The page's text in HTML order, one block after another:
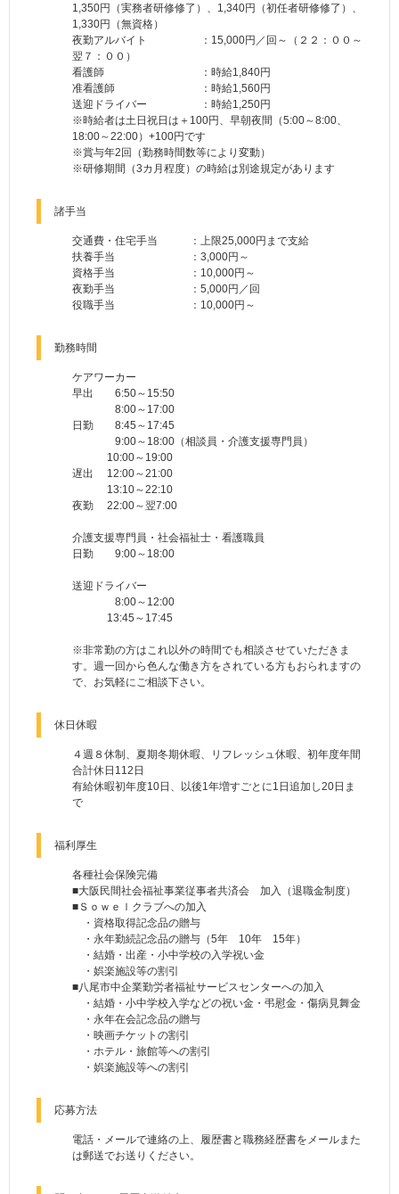
1,350円（実務者研修修了）、1,340円（初任者研修修了）、
1,330円（無資格）
夜勤アルバイト ：15,000円／回～（２２：００～
翌７：００）
看護師 ：時給1,840円
准看護師 ：時給1,560円
送迎ドライバー ：時給1,250円
※時給者は土日祝日は＋100円、早朝夜間（5:00～8:00、
18:00～22:00）+100円です
※賞与年2回（勤務時間数等により変動）
※研修期間（3カ月程度）の時給は別途規定があります
諸手当
交通費・住宅手当 ：上限25,000円まで支給
扶養手当 ：3,000円～
資格手当 ：10,000円～
夜勤手当 ：5,000円／回
役職手当 ：10,000円～
勤務時間
ケアワーカー
早出 6:50～15:50
8:00～17:00
日勤 8:45～17:45
9:00～18:00（相談員・介護支援専門員）
10:00～19:00
遅出 12:00～21:00
13:10～22:10
夜勤 22:00～翌7:00
介護支援専門員・社会福祉士・看護職員
日勤 9:00～18:00
送迎ドライバー
8:00～12:00
13:45～17:45
※非常勤の方はこれ以外の時間でも相談させていただきま
す。週一回から色んな働き方をされている方もおられますの
で、お気軽にご相談下さい。
休日休暇
４週８休制、夏期冬期休暇、リフレッシュ休暇、初年度年間
合計休日112日
有給休暇初年度10日、以後1年増すごとに1日追加し20日ま
で
福利厚生
各種社会保険完備
■大阪民間社会福祉事業従事者共済会 加入（退職金制度）
■Ｓｏｗｅｌクラブへの加入
・資格取得記念品の贈与
・永年勤続記念品の贈与（5年 10年 15年）
・結婚・出産・小中学校の入学祝い金
・娯楽施設等の割引
■八尾市中企業勤労者福祉サービスセンターへの加入
・結婚・小中学校入学などの祝い金・弔慰金・傷病見舞金
・永年在会記念品の贈与
・映画チケットの割引
・ホテル・旅館等への割引
・娯楽施設等への割引
応募方法
電話・メールで連絡の上、履歴書と職務経歴書をメールまた
は郵送でお送りください。